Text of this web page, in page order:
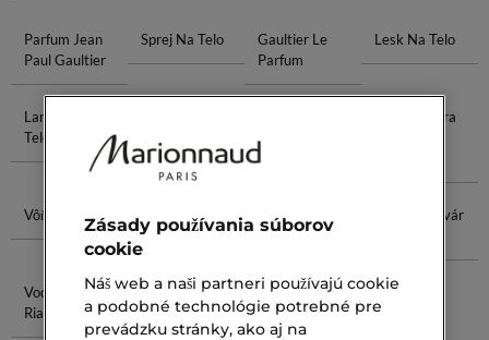
Parfum Jean
Paul Gaultier
Sprej Na Telo
Gaultier Le
Parfum
Lesk Na Telo
Lancaster
Telo
Ženy
Clarins Extra
Vôňa Guess
Maska
Olej Na Pery
Farba Na Tvár
Vodoodolná
Riasenka
Guerlain
Púder
Zásady používania súborov
cookie
Náš web a naši partneri používajú cookie
a podobné technológie potrebné pre
prevádzku stránky, ako aj na